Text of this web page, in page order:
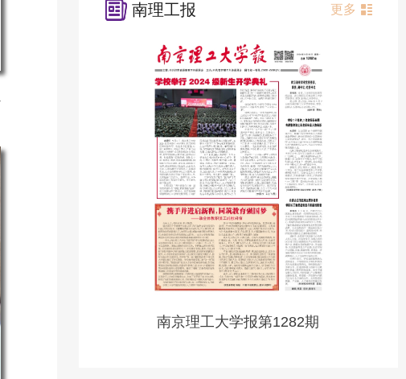
南理工报 更多
南京理工大学报第1282期